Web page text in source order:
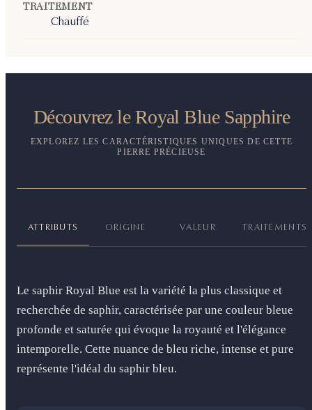
TRAITEMENT
Chauffé
Découvrez le Royal Blue Sapphire
EXPLOREZ LES CARACTÉRISTIQUES UNIQUES DE CETTE
PIERRE PRÉCIEUSE
ATTRIBUTS ORIGINE VALEUR TRAITEMENTS
Le saphir Royal Blue est la variété la plus classique et
recherchée de saphir, caractérisée par une couleur bleue
profonde et saturée qui évoque la royauté et l'élégance
intemporelle. Cette nuance de bleu riche, intense et pure
représente l'idéal du saphir bleu.